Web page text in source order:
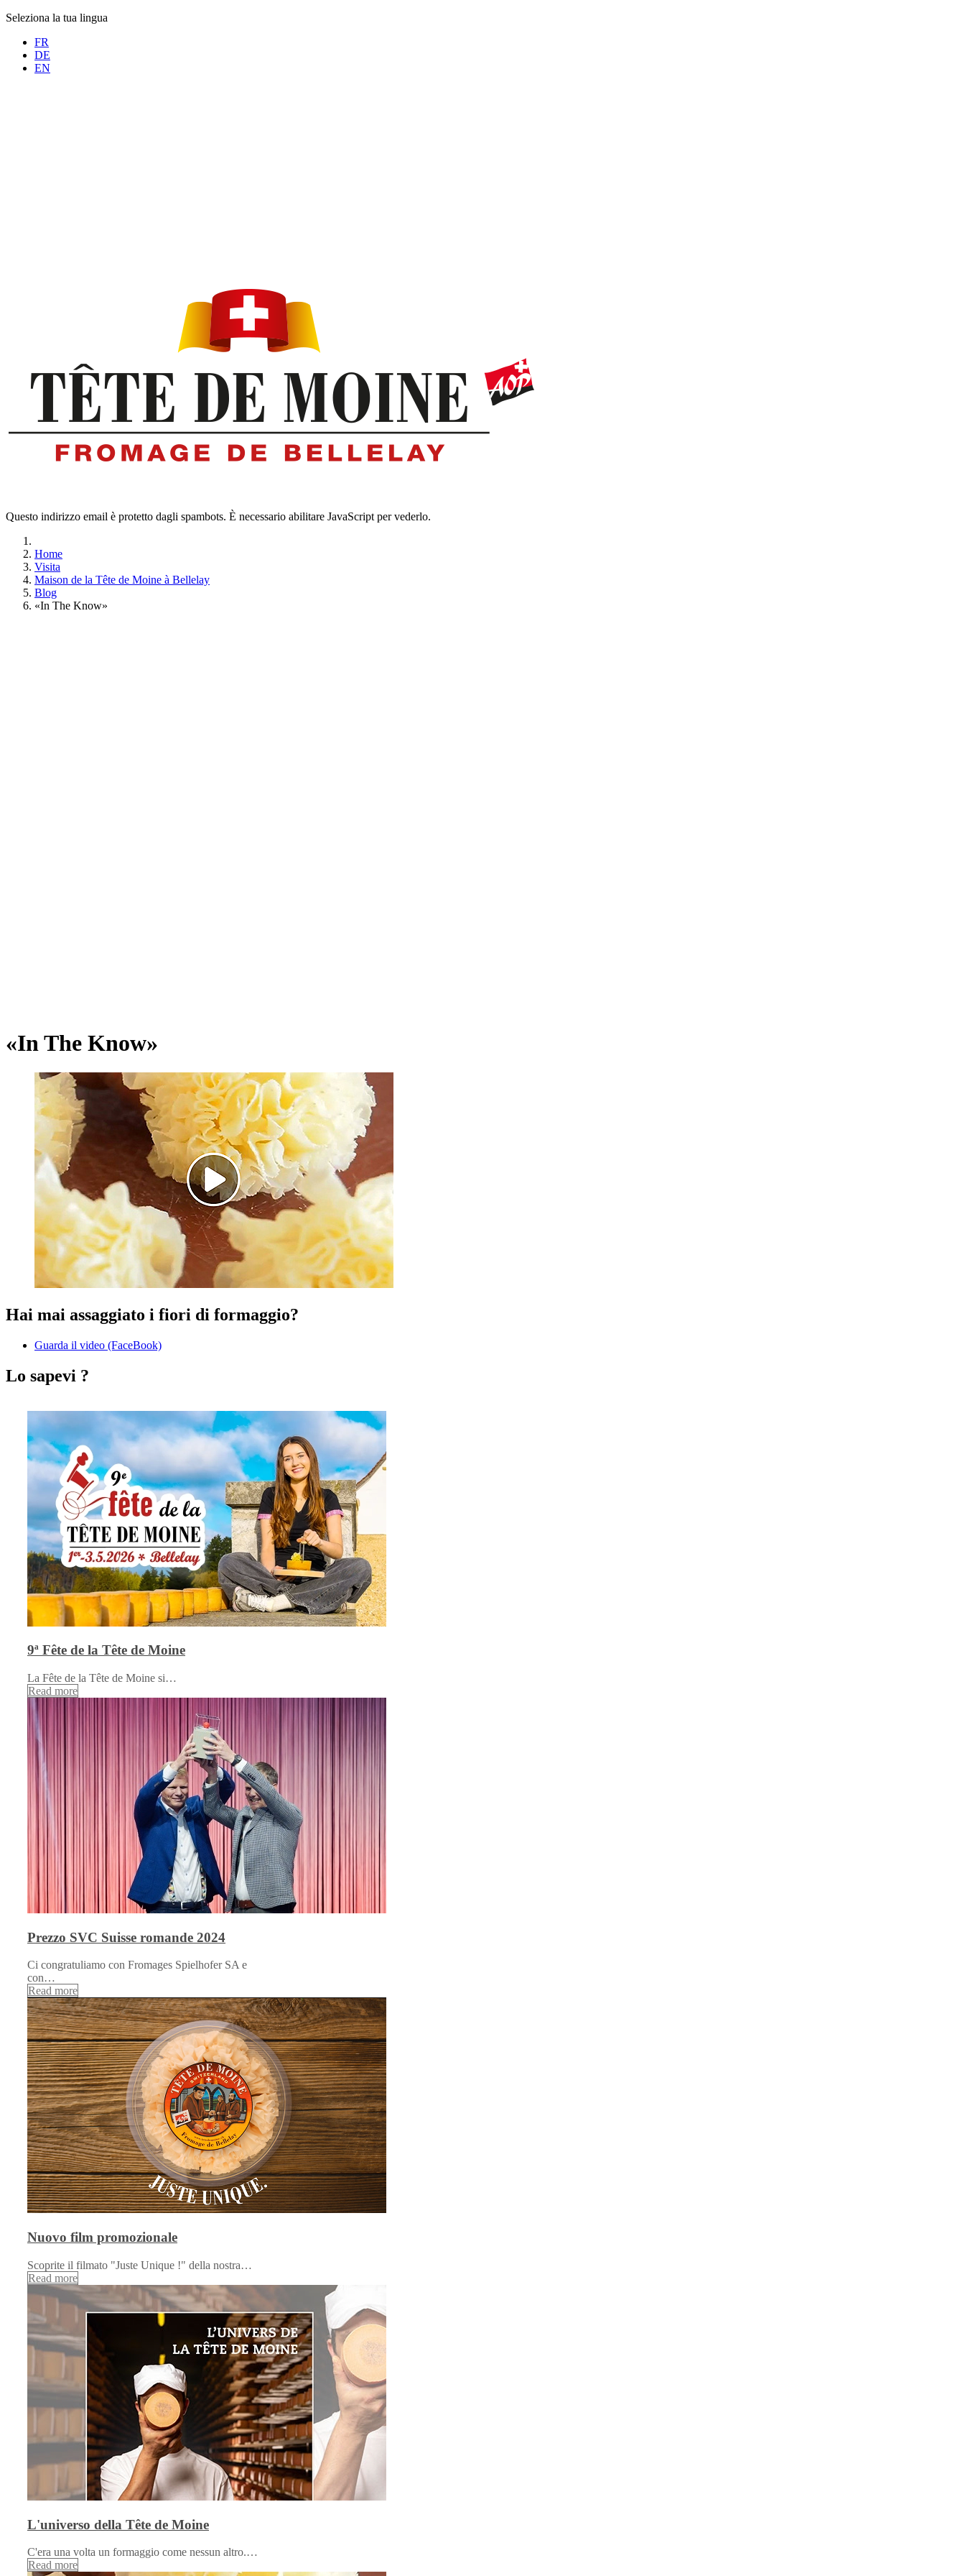
Seleziona la tua lingua
FR
DE
EN
Questo indirizzo email è protetto dagli spambots. È necessario abilitare JavaScript per vederlo.
Home
Visita
Maison de la Tête de Moine à Bellelay
Blog
«In The Know»
«In The Know»
Hai mai assaggiato i fiori di formaggio?
Guarda il video (FaceBook)
Lo sapevi ?
9ª Fête de la Tête de Moine
La Fête de la Tête de Moine si…
Read more
Prezzo SVC Suisse romande 2024
Ci congratuliamo con Fromages Spielhofer SA e
con…
Read more
Nuovo film promozionale
Scoprite il filmato "Juste Unique !" della nostra…
Read more
L'universo della Tête de Moine
C'era una volta un formaggio come nessun altro.…
Read more